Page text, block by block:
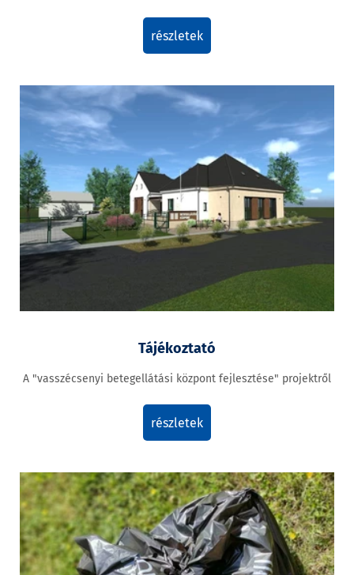
részletek
Tájékoztató
A "vasszécsenyi betegellátási központ fejlesztése" projektről
részletek